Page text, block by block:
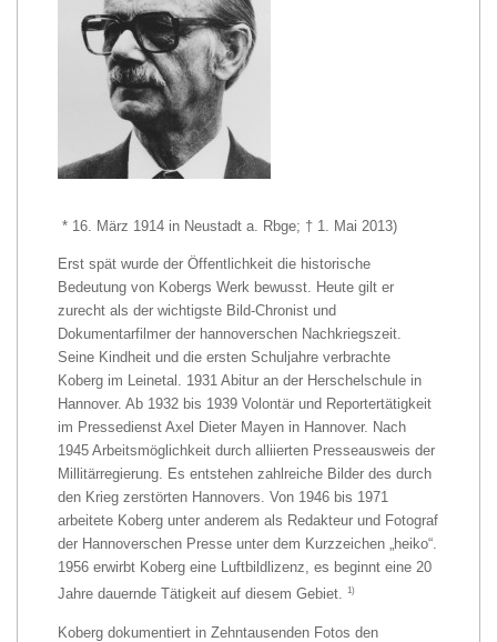
* 16. März 1914 in Neustadt a. Rbge; † 1. Mai 2013)
Erst spät wurde der Öffentlichkeit die historische
Bedeutung von Kobergs Werk bewusst. Heute gilt er
zurecht als der wichtigste Bild-Chronist und
Dokumentarfilmer der hannoverschen Nachkriegszeit.
Seine Kindheit und die ersten Schuljahre verbrachte
Koberg im Leinetal. 1931 Abitur an der Herschelschule in
Hannover. Ab 1932 bis 1939 Volontär und Reportertätigkeit
im Pressedienst Axel Dieter Mayen in Hannover. Nach
1945 Arbeitsmöglichkeit durch alliierten Presseausweis der
Millitärregierung. Es entstehen zahlreiche Bilder des durch
den Krieg zerstörten Hannovers. Von 1946 bis 1971
arbeitete Koberg unter anderem als Redakteur und Fotograf
der Hannoverschen Presse unter dem Kurzzeichen „heiko“.
1956 erwirbt Koberg eine Luftbildlizenz, es beginnt eine 20
Jahre dauernde Tätigkeit auf diesem Gebiet. 1)
Koberg dokumentiert in Zehntausenden Fotos den